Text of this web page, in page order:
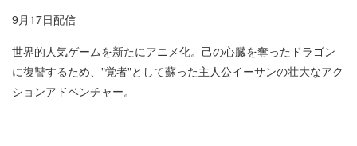
9月17日配信​
世界的人気ゲームを新たにアニメ化。己の心臓を奪ったドラゴン
に復讐するため、"覚者"として蘇った主人公イーサンの壮大なアク
ションアドベンチャー。